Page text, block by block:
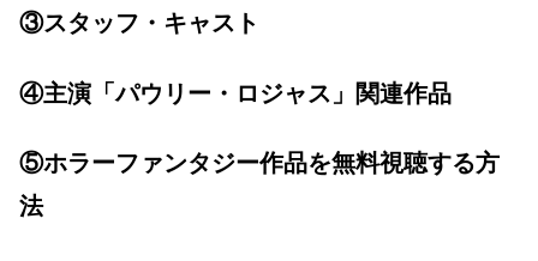
③スタッフ・キャスト
④主演「パウリー・ロジャス」関連作品
⑤ホラーファンタジー作品を無料視聴する方
法